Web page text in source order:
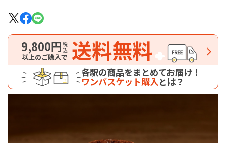
9,800円税込
以上のご購入で 送料無料
各駅の商品をまとめてお届け！
ワンバスケット購入とは？